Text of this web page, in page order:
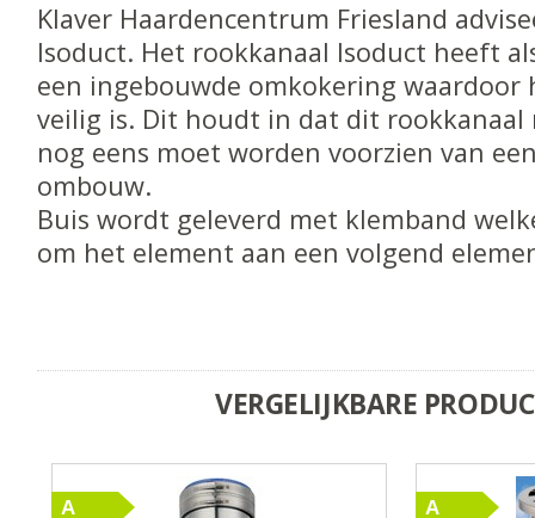
Klaver Haardencentrum Friesland
Isoduct. Het rookkanaal Isoduct heeft
een ingebouwde omkokering waardoor
veilig is. Dit houdt in dat dit
nog eens moet worden voorzien van
ombouw.
Buis wordt geleverd met klemband
om het element aan een volgend
VERGELIJKBARE